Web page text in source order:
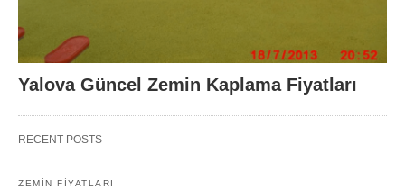
Yalova Güncel Zemin Kaplama Fiyatları
RECENT POSTS
ZEMIN FIYATLARI